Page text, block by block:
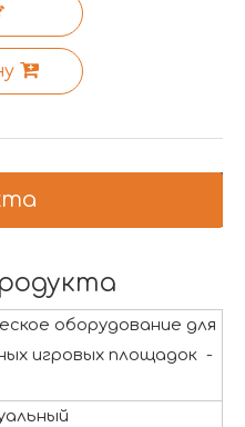
оборудование для
игровых площадок -